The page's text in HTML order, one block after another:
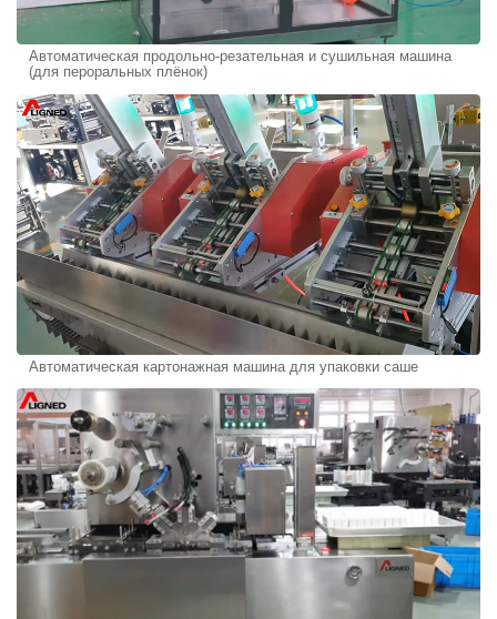
Автоматическая продольно-резательная и сушильная машина
(для пероральных плёнок)
Автоматическая картонажная машина для упаковки саше